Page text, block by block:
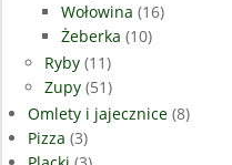
Wołowina (16)
Żeberka (10)
Ryby (11)
Zupy (51)
Omlety i jajecznice (8)
Pizza (3)